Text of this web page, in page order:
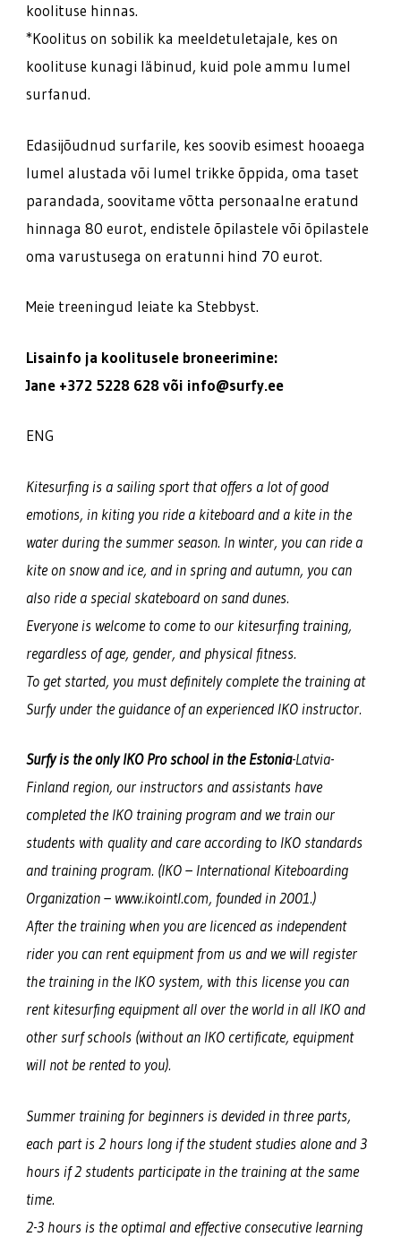
koolituse hinnas.
*Koolitus on sobilik ka meeldetuletajale, kes on
koolituse kunagi läbinud, kuid pole ammu lumel
surfanud.
Edasijõudnud surfarile, kes soovib esimest hooaega
lumel alustada või lumel trikke õppida, oma taset
parandada, soovitame võtta personaalne eratund
hinnaga 80 eurot, endistele õpilastele või õpilastele
oma varustusega on eratunni hind 70 eurot.
Meie treeningud leiate ka Stebbyst.
Lisainfo ja koolitusele broneerimine:
Jane +372 5228 628 või info@surfy.ee
ENG
Kitesurfing is a sailing sport that offers a lot of good
emotions, in kiting you ride a kiteboard and a kite in the
water during the summer season. In winter, you can ride a
kite on snow and ice, and in spring and autumn, you can
also ride a special skateboard on sand dunes.
Everyone is welcome to come to our kitesurfing training,
regardless of age, gender, and physical fitness.
To get started, you must definitely complete the training at
Surfy under the guidance of an experienced IKO instructor.
Surfy is the only IKO Pro school in the Estonia-Latvia-
Finland region, our instructors and assistants have
completed the IKO training program and we train our
students with quality and care according to IKO standards
and training program. (IKO – International Kiteboarding
Organization – www.ikointl.com, founded in 2001.)
After the training when you are licenced as independent
rider you can rent equipment from us and we will register
the training in the IKO system, with this license you can
rent kitesurfing equipment all over the world in all IKO and
other surf schools (without an IKO certificate, equipment
will not be rented to you).
Summer training for beginners is devided in three parts,
each part is 2 hours long if the student studies alone and 3
hours if 2 students participate in the training at the same
time.
2-3 hours is the optimal and effective consecutive learning